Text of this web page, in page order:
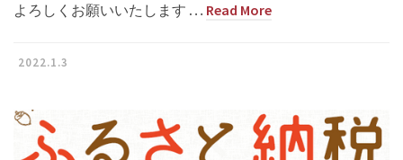
よろしくお願いいたします … Read More
2022.1.3